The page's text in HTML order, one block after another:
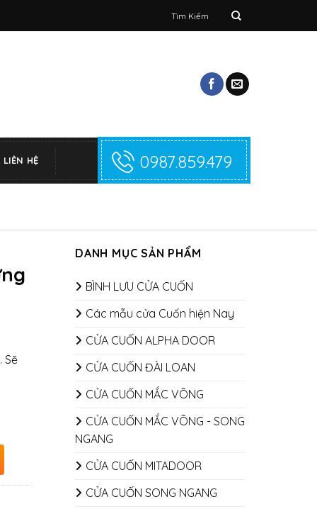
kiếm:
LIÊN HỆ 0987.859.479
DANH MỤC SẢN PHẨM
BÌNH LƯU CỬA CUỐN
Các mẫu cửa Cuốn hiện Nay
CỬA CUỐN ALPHA DOOR
CỬA CUỐN ĐÀI LOAN
CỬA CUỐN MẮC VÕNG
CỬA CUỐN MẮC VÕNG - SONG
NGANG
CỬA CUỐN MITADOOR
CỬA CUỐN SONG NGANG
Sẽ